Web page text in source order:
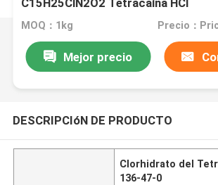
C15H25ClN2O2 Tetracaína HCl
MOQ：1kg
Mejor precio
DESCRIPCIóN DE PRODUCTO
Clorhidrato del
136-47-0